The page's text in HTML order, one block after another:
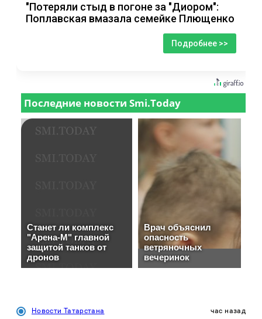
"Потеряли стыд в погоне за "Диором":
Поплавская вмазала семейке Плющенко
Подробнее >>
Новости Татарстана час назад